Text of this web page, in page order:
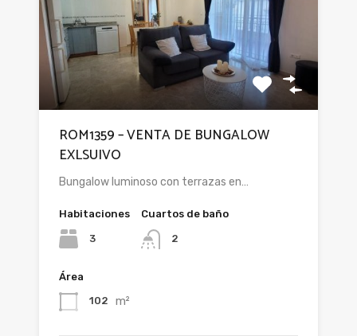
ROM1359 – VENTA DE BUNGALOW
EXLSUIVO
Bungalow luminoso con terrazas en…
Habitaciones
3
Cuartos de baño
2
Área
102 m²